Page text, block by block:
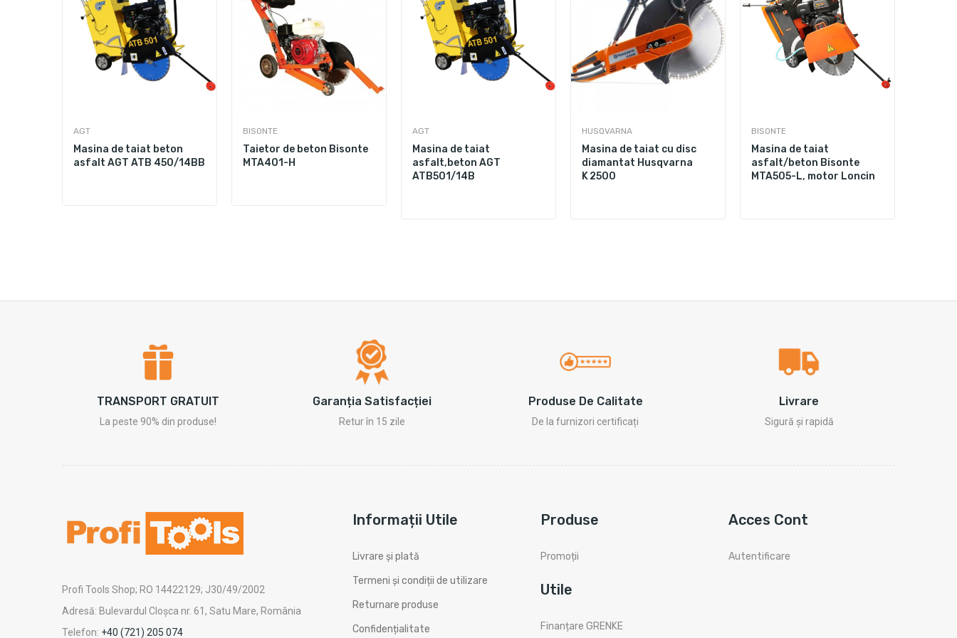
AGT
Masina de taiat beton
asfalt AGT ATB 450/14BB
BISONTE
Taietor de beton Bisonte
MTA401-H
AGT
Masina de taiat
asfalt,beton AGT
ATB501/14B
HUSQVARNA
Masina de taiat cu disc
diamantat Husqvarna
K 2500
BISONTE
Masina de taiat
asfalt/beton Bisonte
MTA505-L, motor Loncin
TRANSPORT GRATUIT
La peste 90% din produse!
Garanția Satisfacției
Retur în 15 zile
Produse De Calitate
De la furnizori certificați
Livrare
Sigură și rapidă
Profi Tools Shop; RO 14422129; J30/49/2002
Adresă: Bulevardul Cloșca nr. 61, Satu Mare, România
Telefon: +40 (721) 205 074
Informații Utile
Livrare și plată
Termeni și condiții de utilizare
Returnare produse
Confidențialitate
Produse
Promoții
Utile
Finanțare GRENKE
Acces Cont
Autentificare